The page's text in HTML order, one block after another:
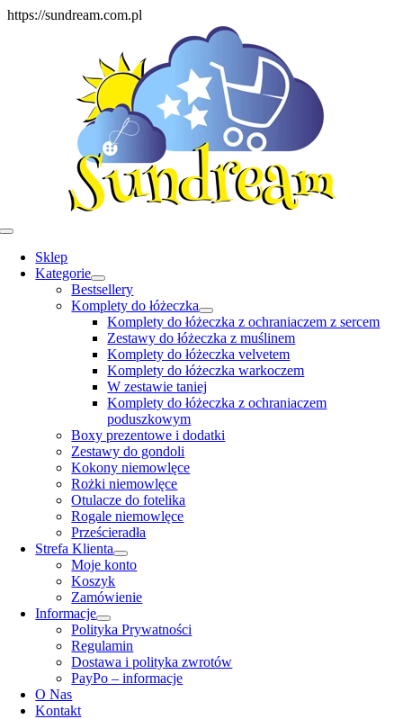
https://sundream.com.pl
content
Toggle
Navigation
Sklep
Kategorie
Bestsellery
Komplety do łóżeczka
Komplety do łóżeczka z ochraniaczem z sercem
Zestawy do łóżeczka z muślinem
Komplety do łóżeczka velvetem
Komplety do łóżeczka warkoczem
W zestawie taniej
Komplety do łóżeczka z ochraniaczem
poduszkowym
Boxy prezentowe i dodatki
Zestawy do gondoli
Kokony niemowlęce
Rożki niemowlęce
Otulacze do fotelika
Rogale niemowlęce
Prześcieradła
Strefa Klienta
Moje konto
Koszyk
Zamówienie
Informacje
Polityka Prywatności
Regulamin
Dostawa i polityka zwrotów
PayPo – informacje
O Nas
Kontakt